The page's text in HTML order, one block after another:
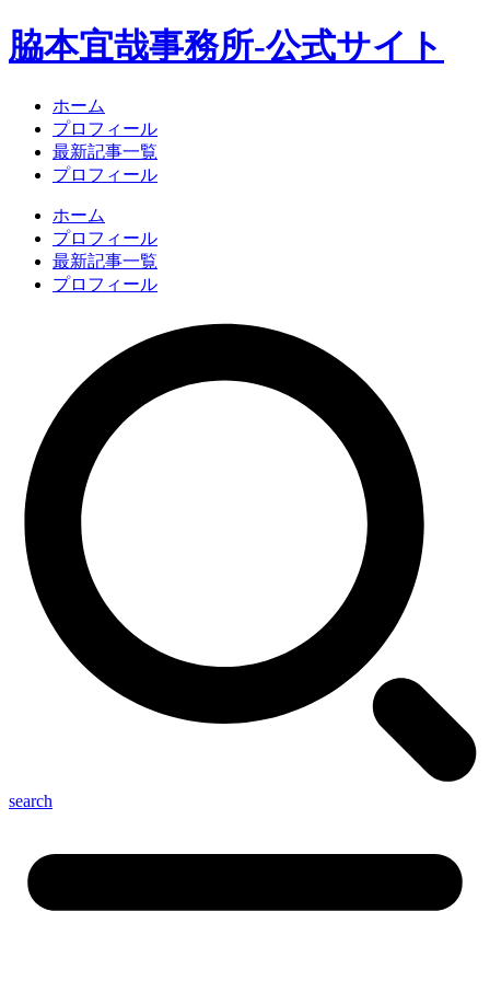
脇本宜哉事務所-公式サイト
ホーム
プロフィール
最新記事一覧
プロフィール
ホーム
プロフィール
最新記事一覧
プロフィール
search